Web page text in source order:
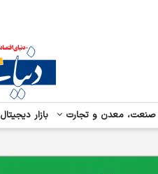
صنعت، معدن و تجارت بازار دیجیتال